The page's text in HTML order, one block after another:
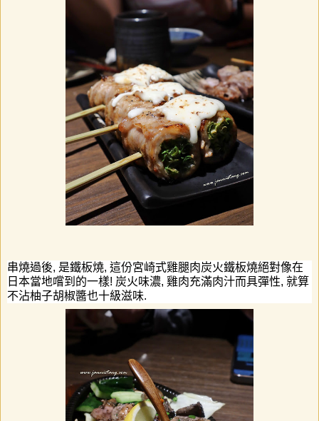
串燒過後, 是鐵板燒, 這份宮崎式雞腿肉炭火鐵板燒絕對像在
日本當地嚐到的一樣! 炭火味濃, 雞肉充滿肉汁而具彈性, 就算
不沾柚子胡椒醬也十級滋味.